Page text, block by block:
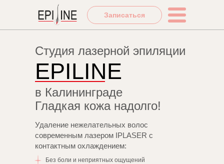
Записаться
Студия лазерной эпиляции
в Калининграде
Гладкая кожа надолго!
EPILINE
Без боли и неприятных ощущений
Удаление нежелательных волос
современным лазером IPLASER с
контактным охлаждением: